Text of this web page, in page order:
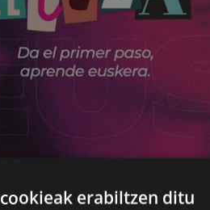
erabiltzen ditu